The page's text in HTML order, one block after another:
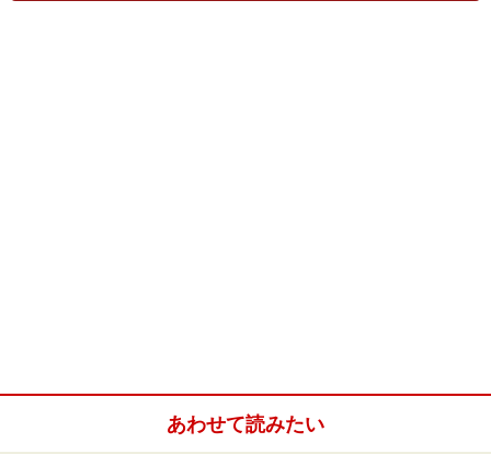
とは今すぐチェック！
■お問い合わせは、ショーメ銀座本店 電話03-5524-
あわせて読みたい